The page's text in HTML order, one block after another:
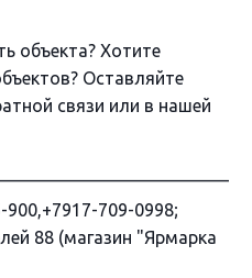
объекта? Хотите
Оставляйте
связи или в нашей
709-0998;
88 (магазин "Ярмарка